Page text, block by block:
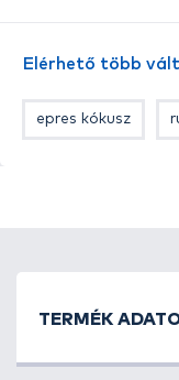
csali” nem
harmonizáló fluo
Elérhető több
epres kókusz
TERMÉK